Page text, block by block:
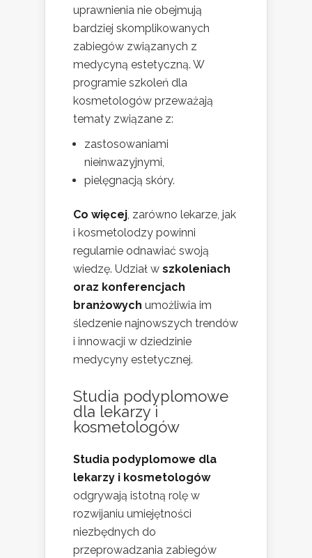
uprawnienia nie obejmują
bardziej skomplikowanych
zabiegów związanych z
medycyną estetyczną. W
programie szkoleń dla
kosmetologów przeważają
tematy związane z:
zastosowaniami
nieinwazyjnymi,
pielęgnacją skóry.
Co więcej, zarówno lekarze, jak
i kosmetolodzy powinni
regularnie odnawiać swoją
wiedzę. Udział w szkoleniach
oraz konferencjach
branżowych umożliwia im
śledzenie najnowszych trendów
i innowacji w dziedzinie
medycyny estetycznej.
Studia podyplomowe
dla lekarzy i
kosmetologów
Studia podyplomowe dla
lekarzy i kosmetologów
odgrywają istotną rolę w
rozwijaniu umiejętności
niezbędnych do
przeprowadzania zabiegów